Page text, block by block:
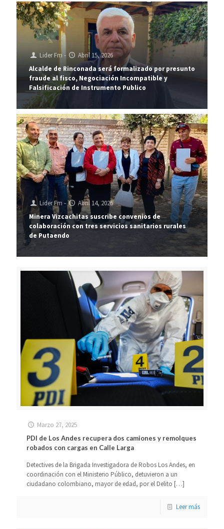
Lider Fm-
Abril 15, 2026
Alcalde de Rinconada será formalizado por presunto
fraude al fisco, Negociación Incompatible y
Falsificación de Instrumento Publico
Lider Fm -
Abril 14, 2026
Minera Vizcachitas suscribe convenios de
colaboración con tres servicios sanitarios rurales
de Putaendo
Marzo 27, 2025
PDI de Los Andes recupera dos camiones y remolques
robados con cargas en Calle Larga
Detectives de la Brigada Investigadora de Robos Los Andes, en
coordinación con el Ministerio Público, detuvieron a un
ciudadano colombiano, mayor de edad, por el Delito […]
Leer más